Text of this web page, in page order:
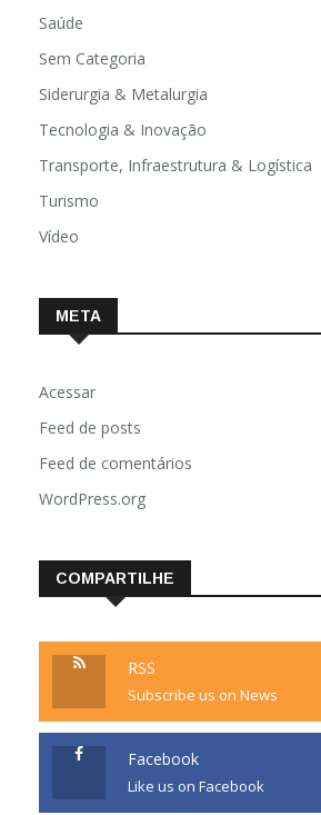
Saúde
Sem Categoria
Siderurgia & Metalurgia
Tecnologia & Inovação
Transporte, Infraestrutura & Logística
Turismo
Vídeo
META
Acessar
Feed de posts
Feed de comentários
WordPress.org
COMPARTILHE
RSS
Subscribe us on News
Facebook
Like us on Facebook